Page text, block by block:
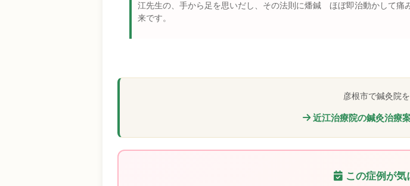
江先生の、手から足を思いだし、その法則に燔鍼 ほぼ即治動かして
来です。
彦根市で鍼灸院
近江治療院の鍼灸治療
この症例が